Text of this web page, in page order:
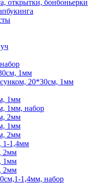
открытки, бонбоньерки
1мм
20*30см, 1мм
1мм
1мм, набор
2мм
1мм
2мм
1-1,4мм
2мм
1мм
2мм
1,4мм, набор